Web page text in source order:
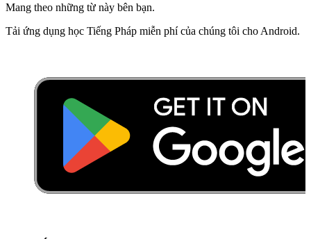
Mang theo những từ này bên bạn.
Tải ứng dụng học Tiếng Pháp miễn phí của chúng tôi cho Android.